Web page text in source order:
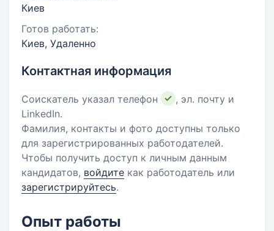
Киев
Готов работать:
Киев, Удаленно
Контактная информация
Соискатель указал телефон
, эл. почту и
LinkedIn.
Фамилия, контакты и фото доступны только
для зарегистрированных работодателей.
Чтобы получить доступ к личным данным
кандидатов, войдите как работодатель или
зарегистрируйтесь.
Опыт работы